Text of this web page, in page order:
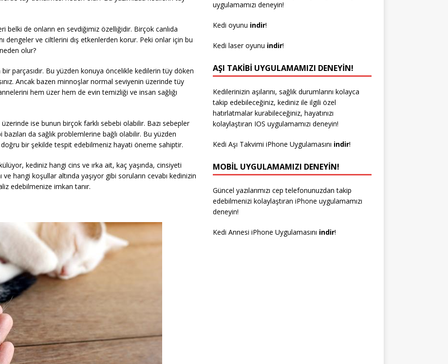
belki de onların en sevdiğimiz özelliğidir. Birçok canlıda
dengeler ve ciltlerini dış etkenlerden korur. Peki onlar için bu
olur?
parçasıdır. Bu yüzden konuya öncelikle kedilerin tüy döken
Ancak bazen minnoşlar normal seviyenin üzerinde tüy
hem üzer hem de evin temizliği ve insan sağlığı
ise bunun birçok farklı sebebi olabilir. Bazı sebepler
da sağlık problemlerine bağlı olabilir. Bu yüzden
bir şekilde tespit edebilmeniz hayati öneme sahiptir.
kediniz hangi cins ve ırka ait, kaç yaşında, cinsiyeti
hangi koşullar altında yaşıyor gibi soruların cevabı kedinizin
edebilmenize imkan tanır.
uygulamamızı deneyin!
Kedi oyunu indir!
Kedi laser oyunu indir!
AŞI TAKIBI UYGULAMAMIZI DENEYIN!
Kedilerinizin aşılarını, sağlık durumlarını kolayca
takip edebileceğiniz, kediniz ile ilgili özel
hatırlatmalar kurabileceğiniz, hayatınızı
kolaylaştıran IOS uygulamamızı deneyin!
Kedi Aşı Takvimi iPhone Uygulamasını indir!
MOBIL UYGULAMAMIZI DENEYIN!
Güncel yazılarımızı cep telefonunuzdan takip
edebilmenizi kolaylaştıran iPhone uygulamamızı
deneyin!
Kedi Annesi iPhone Uygulamasını indir!